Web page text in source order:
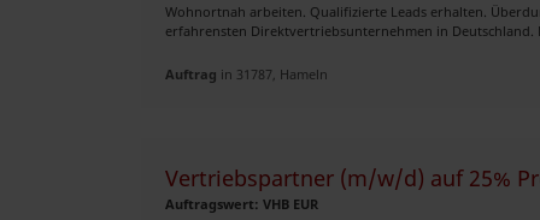
Wohnortnah arbeiten. Qualifizierte Leads erhalten.
erfahrensten Direktvertriebsunternehmen in Deutschland.
Auftrag in 31787, Hameln
Vertriebspartner (m/w/d) auf 25%
Auftragswert: VHB EUR